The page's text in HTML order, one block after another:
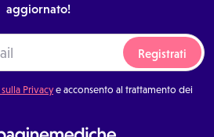
aggiornato!
Registrati
Privacye acconsento al trattamento dei